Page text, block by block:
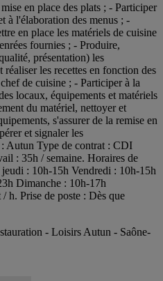
en place des plats ; - Participer
à l'élaboration des menus ; -
en place les matériels de cuisine
fournies ; - Produire,
présentation) les
réaliser les recettes en fonction des
de cuisine ; - Participer à la
locaux, équipements et matériels
du matériel, nettoyer et
s'assurer de la remise en
et signaler les
Autun Type de contrat : CDI
: 35h / semaine. Horaires de
: 10h-15h Vendredi : 10h-15h
Dimanche : 10h-17h
h. Prise de poste : Dès que
- Loisirs Autun - Saône-